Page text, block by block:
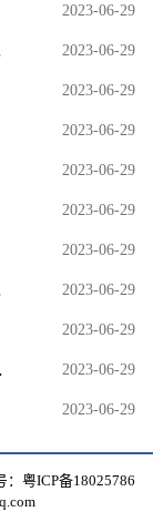
2023-06-29
息 2023-06-29
2023-06-29
2023-06-29
2023-06-29
2023-06-29
2023-06-29
） 2023-06-29
2023-06-29
部区别 2023-06-29
2023-06-29
粤ICP备18025786